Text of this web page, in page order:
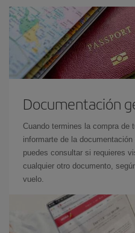
Documentación
Cuando termines la compra de
informarte de la
puedes consultar si requieres
cualquier otro documento,
vuelo.